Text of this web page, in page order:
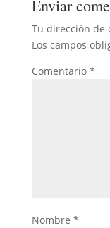
Enviar
Tu dirección de
Los campos
Comentario *
Nombre *